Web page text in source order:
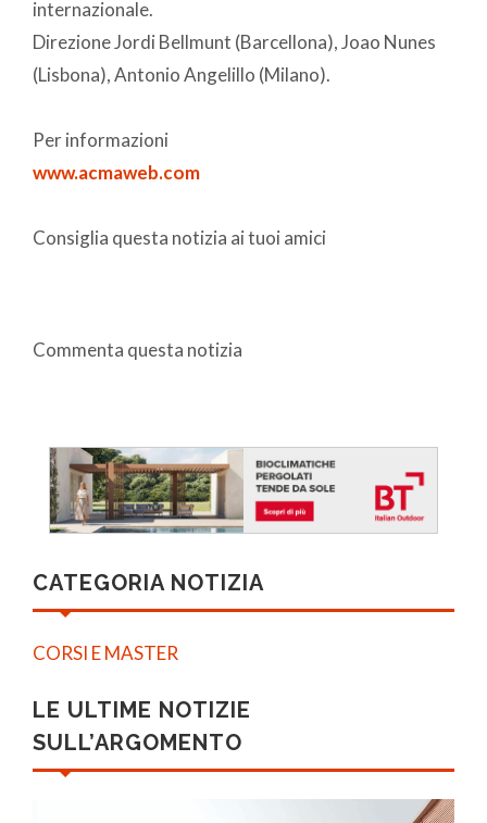
internazionale.
Direzione Jordi Bellmunt (Barcellona), Joao Nunes
(Lisbona), Antonio Angelillo (Milano).
Per informazioni
www.acmaweb.com
Consiglia questa notizia ai tuoi amici
Commenta questa notizia
CATEGORIA NOTIZIA
CORSI E MASTER
LE ULTIME NOTIZIE
SULL’ARGOMENTO